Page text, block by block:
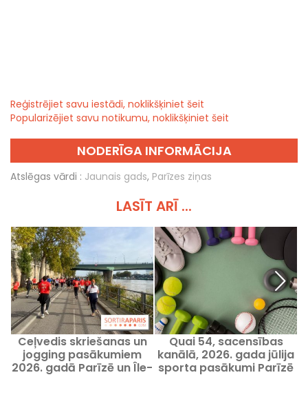
Reģistrējiet savu iestādi, noklikšķiniet šeit
Popularizējiet savu notikumu, noklikšķiniet šeit
NODERĪGA INFORMĀCIJA
Atslēgas vārdi : Jaunais gads, Parīzes ziņas
LASĪT ARĪ ...
Ceļvedis skriešanas un
jogging pasākumiem
2026. gadā Parīzē un Île-
Quai 54, sacensības
kanālā, 2026. gada jūlija
sporta pasākumi Parīzē